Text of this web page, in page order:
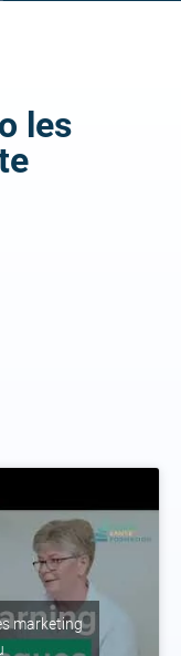
les
marketing